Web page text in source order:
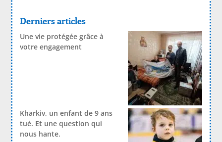
Derniers articles
Une vie protégée grâce à
votre engagement
Kharkiv, un enfant de 9 ans
tué. Et une question qui
nous hante.